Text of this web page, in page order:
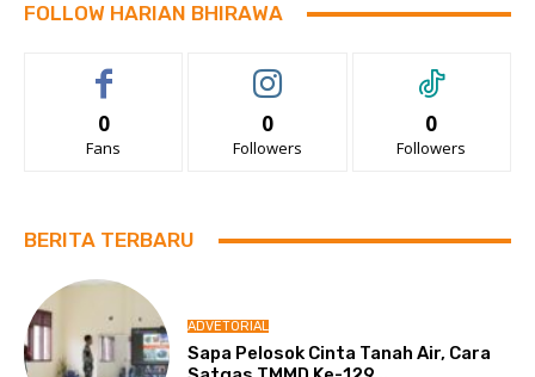
FOLLOW HARIAN BHIRAWA
0
Fans
0
Followers
0
Followers
BERITA TERBARU
ADVETORIAL
Sapa Pelosok Cinta Tanah Air, Cara